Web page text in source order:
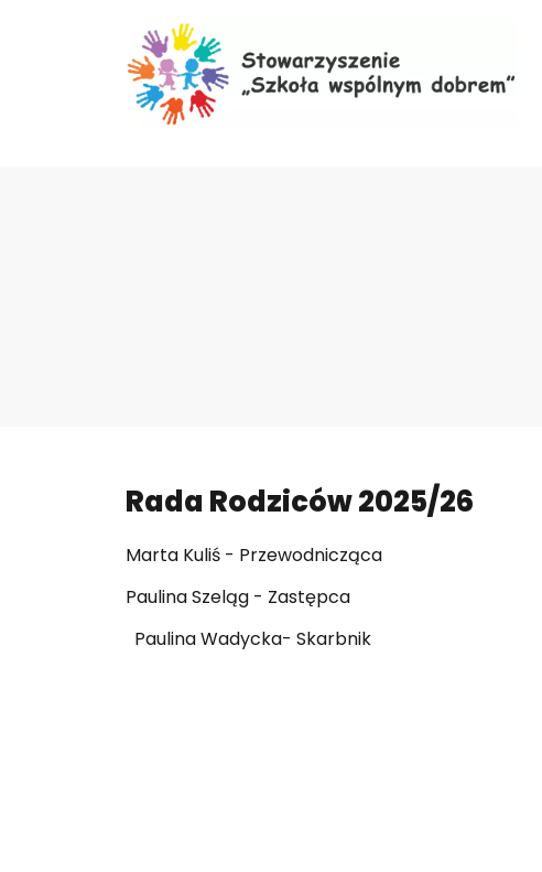
Rada Rodziców 2025/26
Marta Kuliś - Przewodnicząca
Paulina Szeląg - Zastępca
Paulina Wadycka- Skarbnik